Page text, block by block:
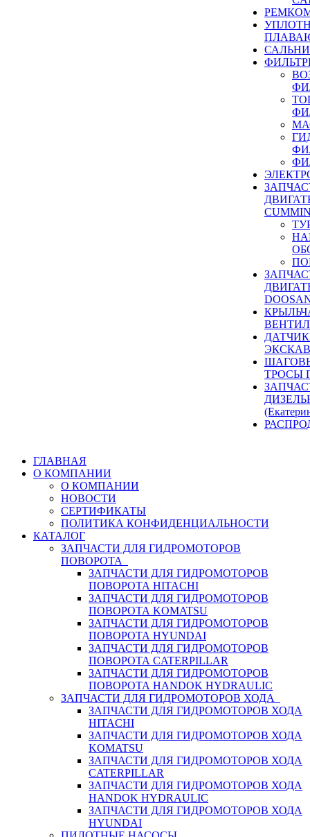
ТРОСЫ
ГЛАВНАЯ
О КОМПАНИИ
О КОМПАНИИ
НОВОСТИ
СЕРТИФИКАТЫ
ПОЛИТИКА КОНФИДЕНЦИАЛЬНОСТИ
КАТАЛОГ
ЗАПЧАСТИ ДЛЯ ГИДРОМОТОРОВ
ПОВОРОТА
ЗАПЧАСТИ ДЛЯ ГИДРОМОТОРОВ
ПОВОРОТА HITACHI
ЗАПЧАСТИ ДЛЯ ГИДРОМОТОРОВ
ПОВОРОТА KOMATSU
ЗАПЧАСТИ ДЛЯ ГИДРОМОТОРОВ
ПОВОРОТА HYUNDAI
ЗАПЧАСТИ ДЛЯ ГИДРОМОТОРОВ
ПОВОРОТА CATERPILLAR
ЗАПЧАСТИ ДЛЯ ГИДРОМОТОРОВ
ПОВОРОТА HANDOK HYDRAULIC
ЗАПЧАСТИ ДЛЯ ГИДРОМОТОРОВ ХОДА
ЗАПЧАСТИ ДЛЯ ГИДРОМОТОРОВ ХОДА
HITACHI
ЗАПЧАСТИ ДЛЯ ГИДРОМОТОРОВ ХОДА
KOMATSU
ЗАПЧАСТИ ДЛЯ ГИДРОМОТОРОВ ХОДА
CATERPILLAR
ЗАПЧАСТИ ДЛЯ ГИДРОМОТОРОВ ХОДА
HANDOK HYDRAULIC
ЗАПЧАСТИ ДЛЯ ГИДРОМОТОРОВ ХОДА
HYUNDAI